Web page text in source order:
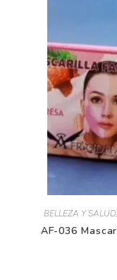
BELLEZA Y SALUD,
AF-036